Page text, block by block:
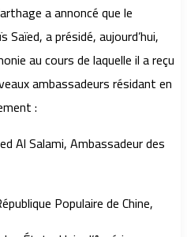
a annoncé que le
a présidé, aujourd’hui,
au cours de laquelle il a reçu
ambassadeurs résidant en
:
Al Salami, Ambassadeur des
Populaire de Chine,